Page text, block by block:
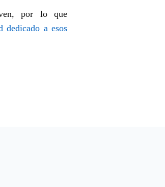
por lo que
dedicado a esos